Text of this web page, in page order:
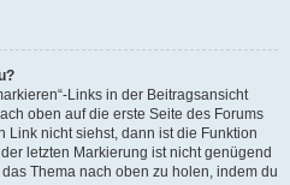
Links in der Beitragsansicht
oben auf die erste Seite des Forums
Link nicht siehst, dann ist die Funktion
letzten Markierung ist nicht genügend
Thema nach oben zu holen, indem du